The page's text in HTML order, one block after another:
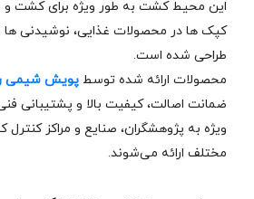
این محیط کشت به‌ طور ویژه برای کشت
کپک‌ ها در محصولات غذایی، نوشیدنی‌ ها
طراحی شده است.
محصولات ارائه‌ شده توسط پویش شیمی
ضمانت اصالت، کیفیت بالا و پشتیبانی
ویژه به پژوهشگران، صنایع و مراکز کنترل
مختلف ارائه می‌شوند.